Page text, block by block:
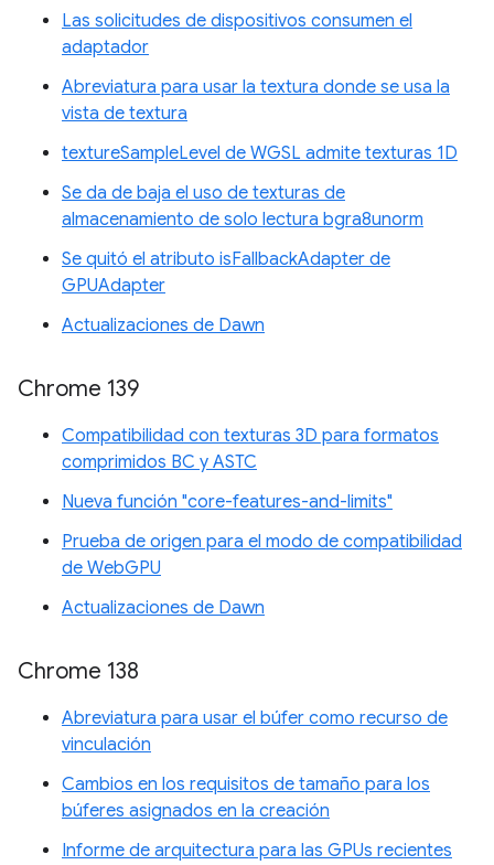
Las solicitudes de dispositivos consumen el
adaptador
Abreviatura para usar la textura donde se usa la
vista de textura
textureSampleLevel de WGSL admite texturas 1D
Se da de baja el uso de texturas de
almacenamiento de solo lectura bgra8unorm
Se quitó el atributo isFallbackAdapter de
GPUAdapter
Actualizaciones de Dawn
Chrome 139
Compatibilidad con texturas 3D para formatos
comprimidos BC y ASTC
Nueva función "core-features-and-limits"
Prueba de origen para el modo de compatibilidad
de WebGPU
Actualizaciones de Dawn
Chrome 138
Abreviatura para usar el búfer como recurso de
vinculación
Cambios en los requisitos de tamaño para los
búferes asignados en la creación
Informe de arquitectura para las GPUs recientes